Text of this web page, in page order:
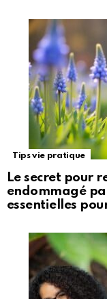
Tips vie pratique
Le secret pour
endommagé
essentielles